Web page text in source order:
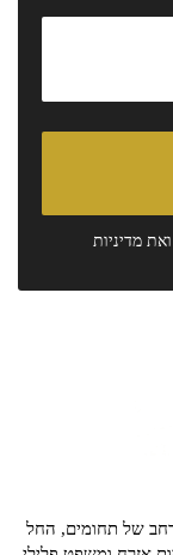
ואת מדיניות
רחב של תחומים, החל